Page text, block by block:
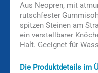
Aus Neopren, mit
rutschfester
spitzen Steinen am
ein verstellbarer
Halt. Geeignet für
Die Produktdetails im